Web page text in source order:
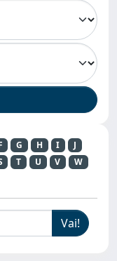
G H I
J
T U V
W